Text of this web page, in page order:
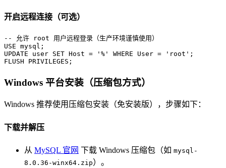
开启远程连接（可选）
-- 允许 root 用户远程登录（生产环境谨慎使用）
UPDATE
user SET Host = '%' WHERE User = 'root' ;
FLUSH PRIVILEGES;
Windows 平台安装（压缩包方式）
Windows 推荐使用压缩包安装（免安装版），步骤如下：
下载并解压
从 MySQL 官网 下载 Windows 压缩包（如 mysql-
8.0.36-winx64.zip）。